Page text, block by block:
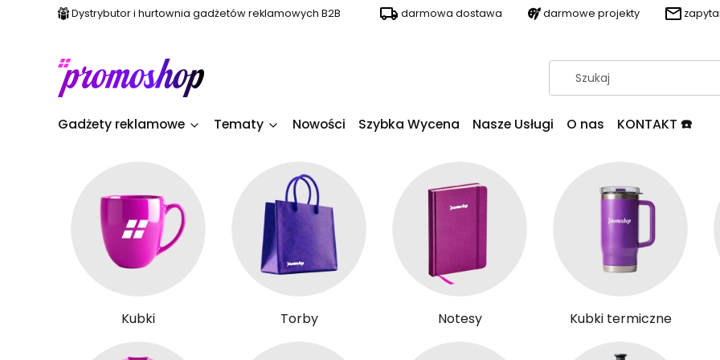
Dystrybutor i hurtownia gadżetów reklamowych B2B darmowa dostawa darmowe projekty
Gadżety reklamowe Tematy Nowości Szybka Wycena Nasze Usługi O nas KONTAKT ☎️
Kubki Torby Notesy Kubki termiczne